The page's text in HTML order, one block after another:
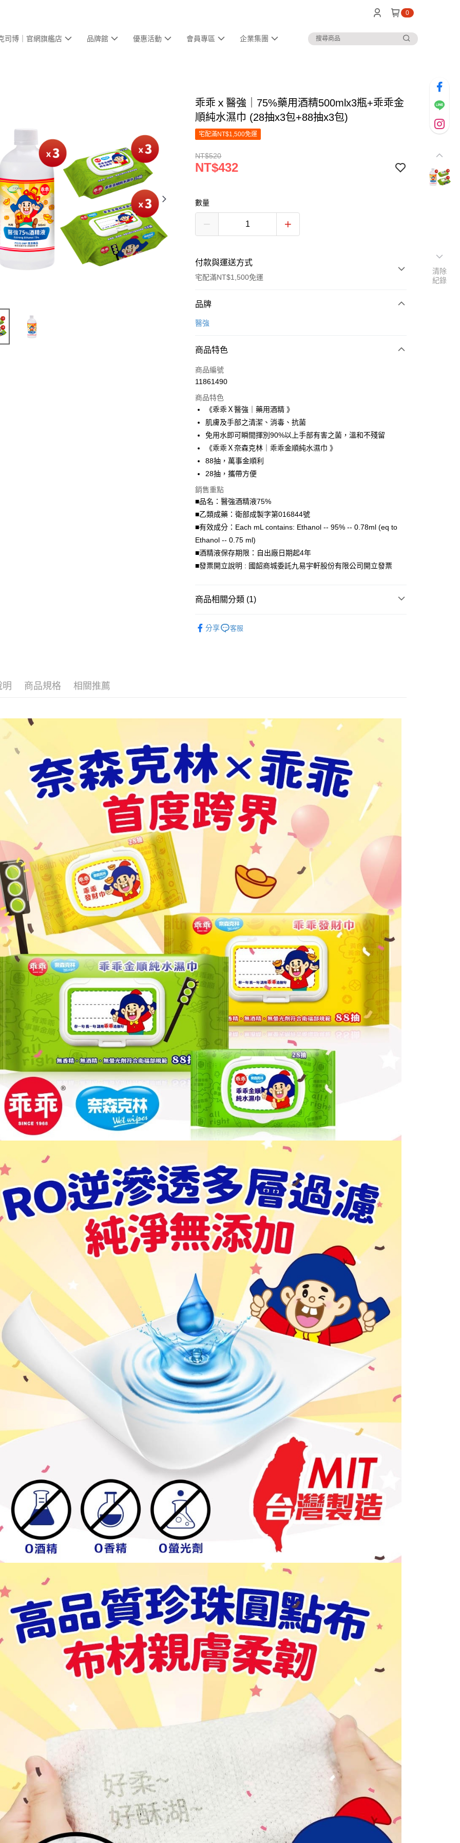
0
司博｜官網旗艦店 品牌館 優惠活動 會員專區 企業集團
乖乖ｘ醫強｜75%藥用酒精500mlx3瓶+乖乖金
順純水濕巾 (28抽x3包+88抽x3包)
宅配滿NT$1,500免運
NT$520
NT$432
數量
付款與運送方式
宅配滿NT$1,500免運
付款方式
信用卡一次付款
街口支付
悠遊付
全盈+PAY
AFTEE先享後付
相關說明
【關於「AFTEE先享後付」】
便利好安心！
１．簡單：不需註冊會員、不需綁卡、不需儲值。
３．安心：先確認商品／服務後，再付款。
【「AFTEE先享後付」結帳流程】
１．於結帳方式選擇「AFTEE先享後付」後，將跳轉至「AFTEE先享後
付」結帳頁面，進行簡訊認證並確認金額後，即可完成結帳。
２．訂單成立數日內，您將收到繳費通知簡訊。
３．收到繳費通知簡訊後14天內，點擊此簡訊中的連結，可透過四大超商
／ATM／網路銀行／等多元方式進行付款，方視為交易完成。
先享後付繳納相關費用。
付客戶支援中心」
任。
４．使用「AFTEE先享後付」時，將依據個別帳號之用戶狀況，依本公司
即時審查核予不同之上限額度；若仍有額度不足之情形，本公司將視審查
結果請求用戶進行身份認證。
５．嚴禁一人註冊多個帳號或使用他人資訊註冊。若發現惡意使用之情
形，恩沛科技股份有限公司將有權停止該用戶之使用額度並採取法律行
動。
ATM付款
運送方式
宅配
每筆NT$150，滿NT$1,500(含以上)免運費
品牌
醫強
商品特色
商品編號
11861490
商品特色
《乖乖Ｘ醫強｜藥用酒精 》
肌膚及手部之清潔、消毒、抗菌
免用水即可瞬間揮別90%以上手部有害之菌，溫和不殘留
《乖乖Ｘ奈森克林｜乖乖金順純水濕巾 》
88抽，萬事金順利
28抽，攜帶方便
銷售重點
■品名：醫強酒精液75%
■乙類成藥：衛部成製字第016844號
■有效成分：Each mL contains: Ethanol -- 95% -- 0.78ml (eq to
Ethanol -- 0.75 ml)
■酒精液保存期限：自出廠日期起4年
■發票開立說明 : 國韶商城委託九易宇軒股份有限公司開立發票
商品相關分類 (1)
分享
客服
明 商品規格 相關推薦
清除
紀錄